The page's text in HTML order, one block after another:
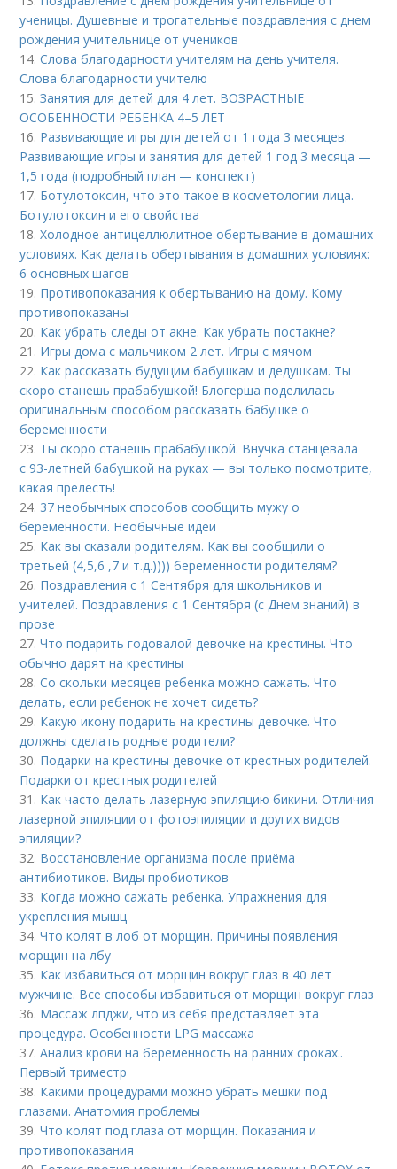
ученицы. Душевные и трогательные поздравления с днем
рождения учительнице от учеников
14.Слова благодарности учителям на день учителя.
Слова благодарности учителю
15.Занятия для детей для 4 лет. ВОЗРАСТНЫЕ
ОСОБЕННОСТИ РЕБЕНКА 4–5 ЛЕТ
16. Развивающие игры для детей от 1 года 3 месяцев.
Развивающие игры и занятия для детей 1 год 3 месяца —
1,5 года (подробный план — конспект)
17. Ботулотоксин, что это такое в косметологии лица.
Ботулотоксин и его свойства
18.Холодное антицеллюлитное обертывание в домашних
условиях. Как делать обертывания в домашних условиях:
6 основных шагов
19. Противопоказания к обертыванию на дому. Кому
противопоказаны
20. Как убрать следы от акне. Как убрать постакне?
21. Игры дома с мальчиком 2 лет. Игры с мячом
22. Как рассказать будущим бабушкам и дедушкам. Ты
скоро станешь прабабушкой! Блогерша поделилась
оригинальным способом рассказать бабушке о
беременности
23. Ты скоро станешь прабабушкой. Внучка станцевала
с 93-летней бабушкой на руках — вы только посмотрите,
какая прелесть!
24. 37 необычных способов сообщить мужу о
беременности. Необычные идеи
25. Как вы сказали родителям. Как вы сообщили о
третьей (4,5,6 ,7 и т.д.)))) беременности родителям?
26. Поздравления с 1 Сентября для школьников и
учителей. Поздравления с 1 Сентября (с Днем знаний) в
прозе
27.Что подарить годовалой девочке на крестины. Что
обычно дарят на крестины
28.Со скольки месяцев ребенка можно сажать. Что
делать, если ребенок не хочет сидеть?
29. Какую икону подарить на крестины девочке. Что
должны сделать родные родители?
30. Подарки на крестины девочке от крестных родителей.
Подарки от крестных родителей
31. Как часто делать лазерную эпиляцию бикини. Отличия
лазерной эпиляции от фотоэпиляции и других видов
эпиляции?
32. Восстановление организма после приёма
антибиотиков. Виды пробиотиков
33. Когда можно сажать ребенка. Упражнения для
укрепления мышц
34.Что колят в лоб от морщин. Причины появления
морщин на лбу
35. Как избавиться от морщин вокруг глаз в 40 лет
мужчине. Все способы избавиться от морщин вокруг глаз
36. Массаж лпджи, что из себя представляет эта
процедура. Особенности LPG массажа
37.Анализ крови на беременность на ранних сроках..
Первый триместр
38. Какими процедурами можно убрать мешки под
глазами. Анатомия проблемы
39.Что колят под глаза от морщин. Показания и
противопоказания